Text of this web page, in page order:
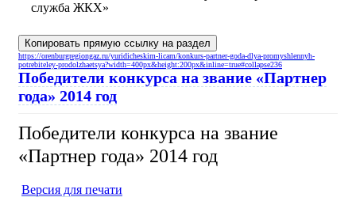
служба ЖКХ»
Копировать прямую ссылку на раздел
https://orenburgregiongaz.ru/yuridicheskim-licam/konkurs-partner-goda-dlya-promyshlennyh-
potrebiteley-prodolzhaetsya?width=400px&height:200px&inline=true#collapse236
Победители конкурса на звание «Партнер
года» 2014 год
Победители конкурса на звание
«Партнер года» 2014 год
Версия для печати